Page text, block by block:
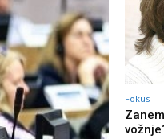
Fokus